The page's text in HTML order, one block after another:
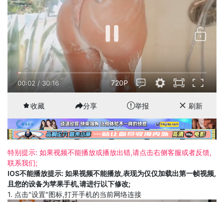
00:03 / 30:16 720P
收藏 分享 举报 刷新
特别提示: 如果视频不能播放或播放出错,请点击右侧客服或者反馈,
联系我们;
IOS不能播放提示: 如果视频不能播放,表现为仅仅加载出第一帧视频,
且您的设备为苹果手机,请进行以下修改;
1. 点击"设置"图标,打开手机的当前网络连接